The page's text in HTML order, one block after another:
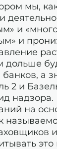
мы,
и
и
дольше
банков, а
2 и
на